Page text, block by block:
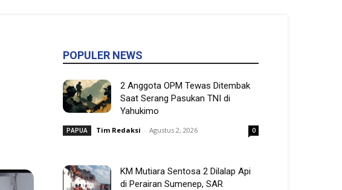
POPULER NEWS
2 Anggota OPM Tewas Ditembak
Saat Serang Pasukan TNI di
Yahukimo
PAPUA Tim Redaksi - Agustus 2, 2026 0
KM Mutiara Sentosa 2 Dilalap Api
di Perairan Sumenep, SAR